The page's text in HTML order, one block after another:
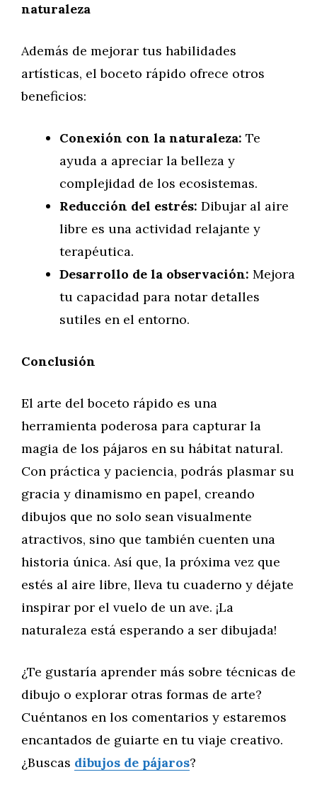
naturaleza
Además de mejorar tus habilidades
artísticas, el boceto rápido ofrece otros
beneficios:
Conexión con la naturaleza: Te
ayuda a apreciar la belleza y
complejidad de los ecosistemas.
Reducción del estrés: Dibujar al aire
libre es una actividad relajante y
terapéutica.
Desarrollo de la observación: Mejora
tu capacidad para notar detalles
sutiles en el entorno.
Conclusión
El arte del boceto rápido es una
herramienta poderosa para capturar la
magia de los pájaros en su hábitat natural.
Con práctica y paciencia, podrás plasmar su
gracia y dinamismo en papel, creando
dibujos que no solo sean visualmente
atractivos, sino que también cuenten una
historia única. Así que, la próxima vez que
estés al aire libre, lleva tu cuaderno y déjate
inspirar por el vuelo de un ave. ¡La
naturaleza está esperando a ser dibujada!
¿Te gustaría aprender más sobre técnicas de
dibujo o explorar otras formas de arte?
Cuéntanos en los comentarios y estaremos
encantados de guiarte en tu viaje creativo.
¿Buscas dibujos de pájaros?